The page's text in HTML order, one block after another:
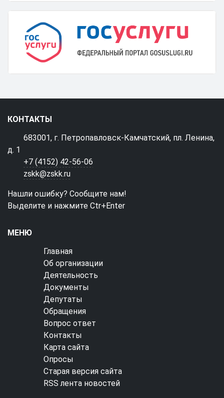
КОНТАКТЫ
683001, г. Петропавловск-Камчатский, пл. Ленина,
д. 1
+7 (4152) 42-56-06
zskk@zskk.ru
Нашли ошибку? Сообщите нам!
Выделите и нажмите Ctr+Enter
МЕНЮ
Главная
Об организации
Деятельность
Документы
Депутаты
Обращения
Вопрос ответ
Контакты
Карта сайта
Опросы
Старая версия сайта
RSS лента новостей